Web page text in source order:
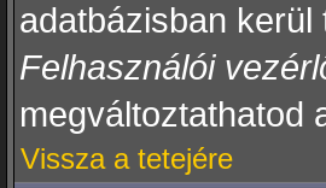
adatbázisban
Felhasználói
megváltoztathatod
Vissza a tetejére